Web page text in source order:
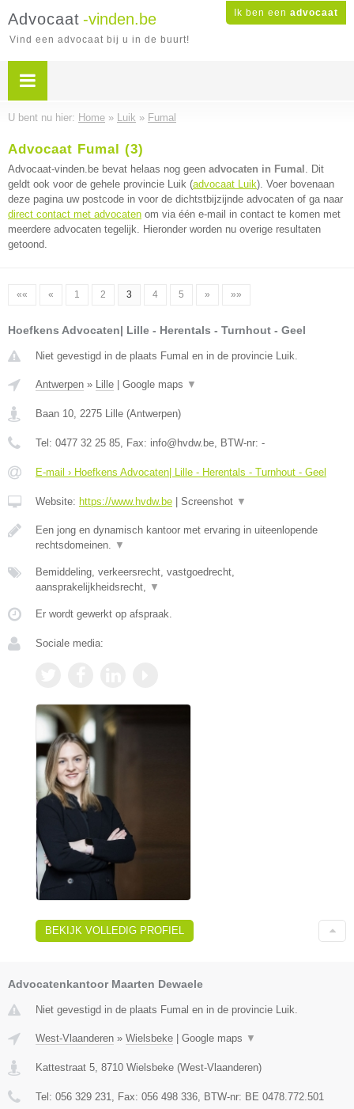
Ik ben een advocaat
Advocaat -vinden.be
Vind een advocaat bij u in de buurt!
U bent nu hier: Home » Luik » Fumal
Advocaat Fumal (3)
Advocaat-vinden.be bevat helaas nog geen advocaten in Fumal . Dit
geldt ook voor de gehele provincie Luik (advocaat Luik). Voer bovenaan
deze pagina uw postcode in voor de dichtstbijzijnde advocaten of ga naar
direct contact met advocaten om via één e-mail in contact te komen met
meerdere advocaten tegelijk. Hieronder worden nu overige resultaten
getoond.
«« « 1 2 3 4 5 » »»
Hoefkens Advocaten| Lille - Herentals - Turnhout - Geel
Niet gevestigd in de plaats Fumal en in de provincie Luik.
Antwerpen » Lille Google maps ▼
Baan 10, 2275 Lille (Antwerpen)
Tel: 0477 32 25 85, Fax: info@hvdw.be, BTW-nr: -
E-mail › Hoefkens Advocaten| Lille - Herentals - Turnhout - Geel
Website: https://www.hvdw.be Screenshot ▼
Een jong en dynamisch kantoor met ervaring in uiteenlopende
rechtsdomeinen. ▼
Bemiddeling, verkeersrecht, vastgoedrecht,
aansprakelijkheidsrecht, ▼
Er wordt gewerkt op afspraak.
Sociale media:
BEKIJK VOLLEDIG PROFIEL
Advocatenkantoor Maarten Dewaele
Niet gevestigd in de plaats Fumal en in de provincie Luik.
West-Vlaanderen » Wielsbeke Google maps ▼
Kattestraat 5, 8710 Wielsbeke (West-Vlaanderen)
Tel: 056 329 231, Fax: 056 498 336, BTW-nr: BE 0478.772.501